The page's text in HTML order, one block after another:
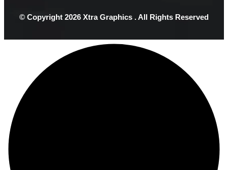
© Copyright 2026 Xtra Graphics . All Rights Reserved